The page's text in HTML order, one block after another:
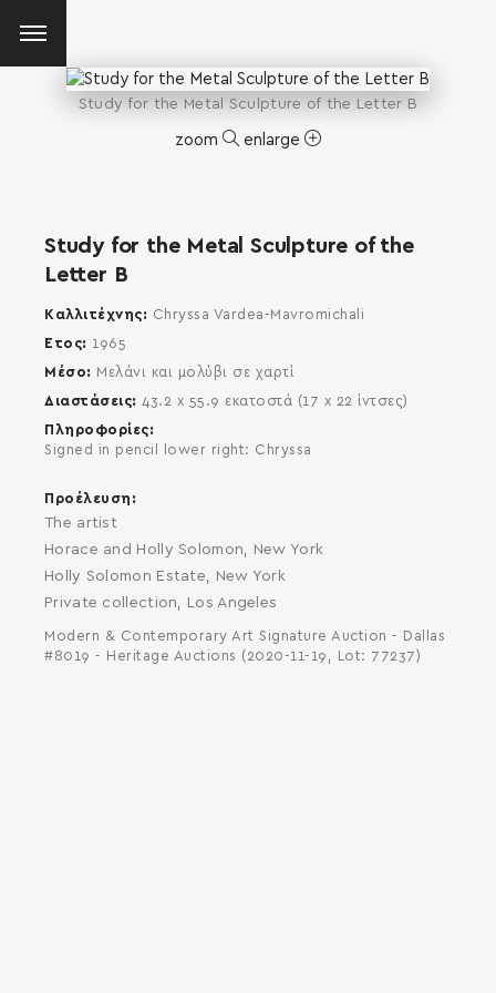
Study for the Metal Sculpture of the Letter B
zoom enlarge
Study for the Metal Sculpture of the
Letter B
Καλλιτέχνης
Chryssa Vardea-Mavromichali
Έτος
1965
Μέσο
Μελάνι και μολύβι σε χαρτί
Διαστάσεις
43.2 x 55.9 εκατοστά (17 x 22 ίντσες)
Πληροφορίες
Signed in pencil lower right: Chryssa
Προέλευση
The artist
Horace and Holly Solomon, New York
Holly Solomon Estate, New York
Private collection, Los Angeles
Modern & Contemporary Art Signature Auction - Dallas
#8019 - Heritage Auctions (2020-11-19, Lot: 77237)